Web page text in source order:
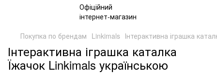
Покупка по брендам Linkimals Інтерактивна іграшка
Інтерактивна іграшка каталка
Їжачок Linkimals українською